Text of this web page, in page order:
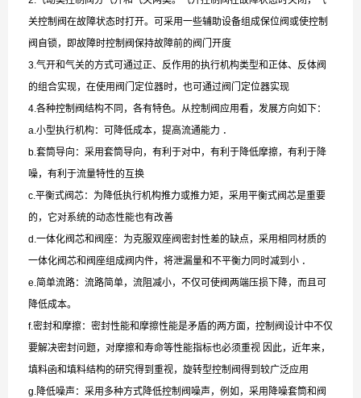
关控制阀在故障状态时打开。可采用一些辅助设备组成保位阀或使控制
阀自锁，即故障时控制阀保持故障前的阀门开度
3.气开和气关的方式可通过正、反作用的执行机构类型和正体、反体阀
的组合实现，在使用阀门定位器时，也可通过阀门定位器实现
4.各种控制阀结构不同，各有特色。从控制阀应用看，发展方向如下：
a.小型执行机构：可降低成本，提高流通能力 ．
b.套筒导向：采用套筒导向，有利于对中，有利于降低摩擦，有利于降
噪，有利于流量特性的互换
c.平衡式阀芯：为降低执行机构推力或推力矩，采用平衡式阀芯是重要
的，它对系统的动态性能也有改善
d.一体化阀芯和阀座：为克服双座阀密封性差的缺点，采用相同材质的
一体化阀芯和阀座组成阀内件，将泄漏量和不平衡力同时减到小 ．
e.简单流路：流路简单，流阻减小，不仅可使阀两端压损下降，而且可
降低成本。
f.密封和摩擦：密封性能和摩擦性能是矛盾的两方面，控制阀设计中不仅
要解决密封问题，对摩擦和寿命等性能指标也必须重视 因此，近年来，
填料函和填料结构的研究得到重视，旋转型控制阀得到较广泛应用
g.降低噪声：采用多种方式降低控制阀噪声，例如，采用降噪套筒和阀